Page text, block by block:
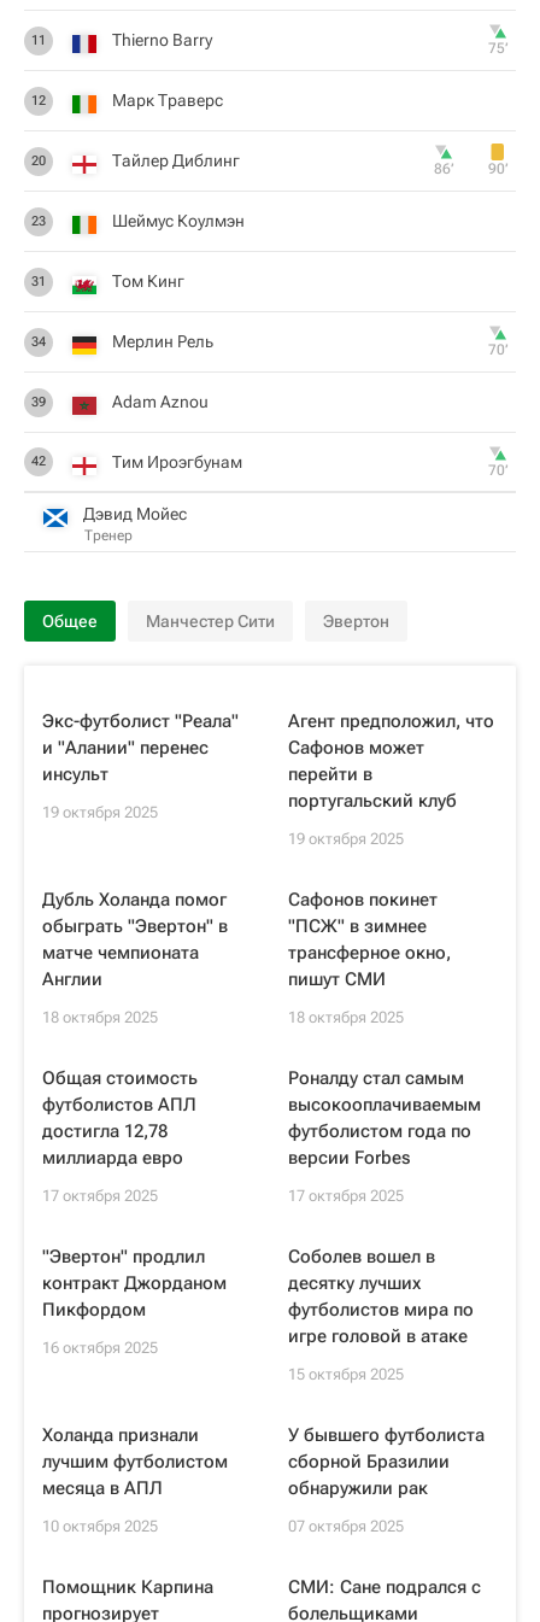
11 Thierno Barry 75‎’‎
12 Марк Траверс
20 Тайлер Диблинг 86‎’‎ 90‎’‎
23 Шеймус Коулмэн
31 Том Кинг
34 Мерлин Рель 70‎’‎
39 Adam Aznou
42 Тим Ироэгбунам 70‎’‎
Дэвид Мойес
Тренер
Общее Манчестер Сити Эвертон
Экс-футболист "Реала"
и "Алании" перенес
инсульт
19 октября 2025
Агент предположил, что
Сафонов может
перейти в
португальский клуб
19 октября 2025
Дубль Холанда помог
обыграть "Эвертон" в
матче чемпионата
Англии
18 октября 2025
Сафонов покинет
"ПСЖ" в зимнее
трансферное окно,
пишут СМИ
18 октября 2025
Общая стоимость
футболистов АПЛ
достигла 12,78
миллиарда евро
17 октября 2025
Роналду стал самым
высокооплачиваемым
футболистом года по
версии Forbes
17 октября 2025
"Эвертон" продлил
контракт Джорданом
Пикфордом
16 октября 2025
Соболев вошел в
десятку лучших
футболистов мира по
игре головой в атаке
15 октября 2025
Холанда признали
лучшим футболистом
месяца в АПЛ
10 октября 2025
У бывшего футболиста
сборной Бразилии
обнаружили рак
07 октября 2025
Помощник Карпина
прогнозирует
СМИ: Сане подрался с
болельщиками